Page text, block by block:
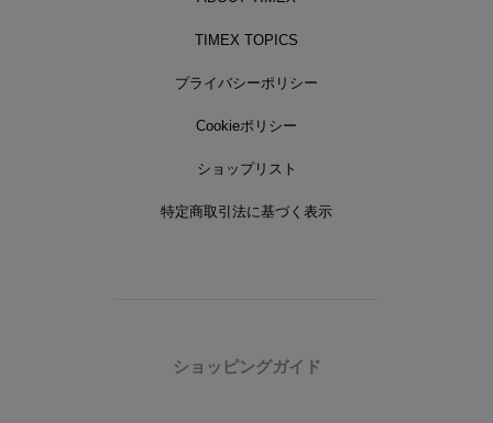
TIMEX TOPICS
プライバシーポリシー
Cookieポリシー
ショップリスト
特定商取引法に基づく表示
ショッピングガイド